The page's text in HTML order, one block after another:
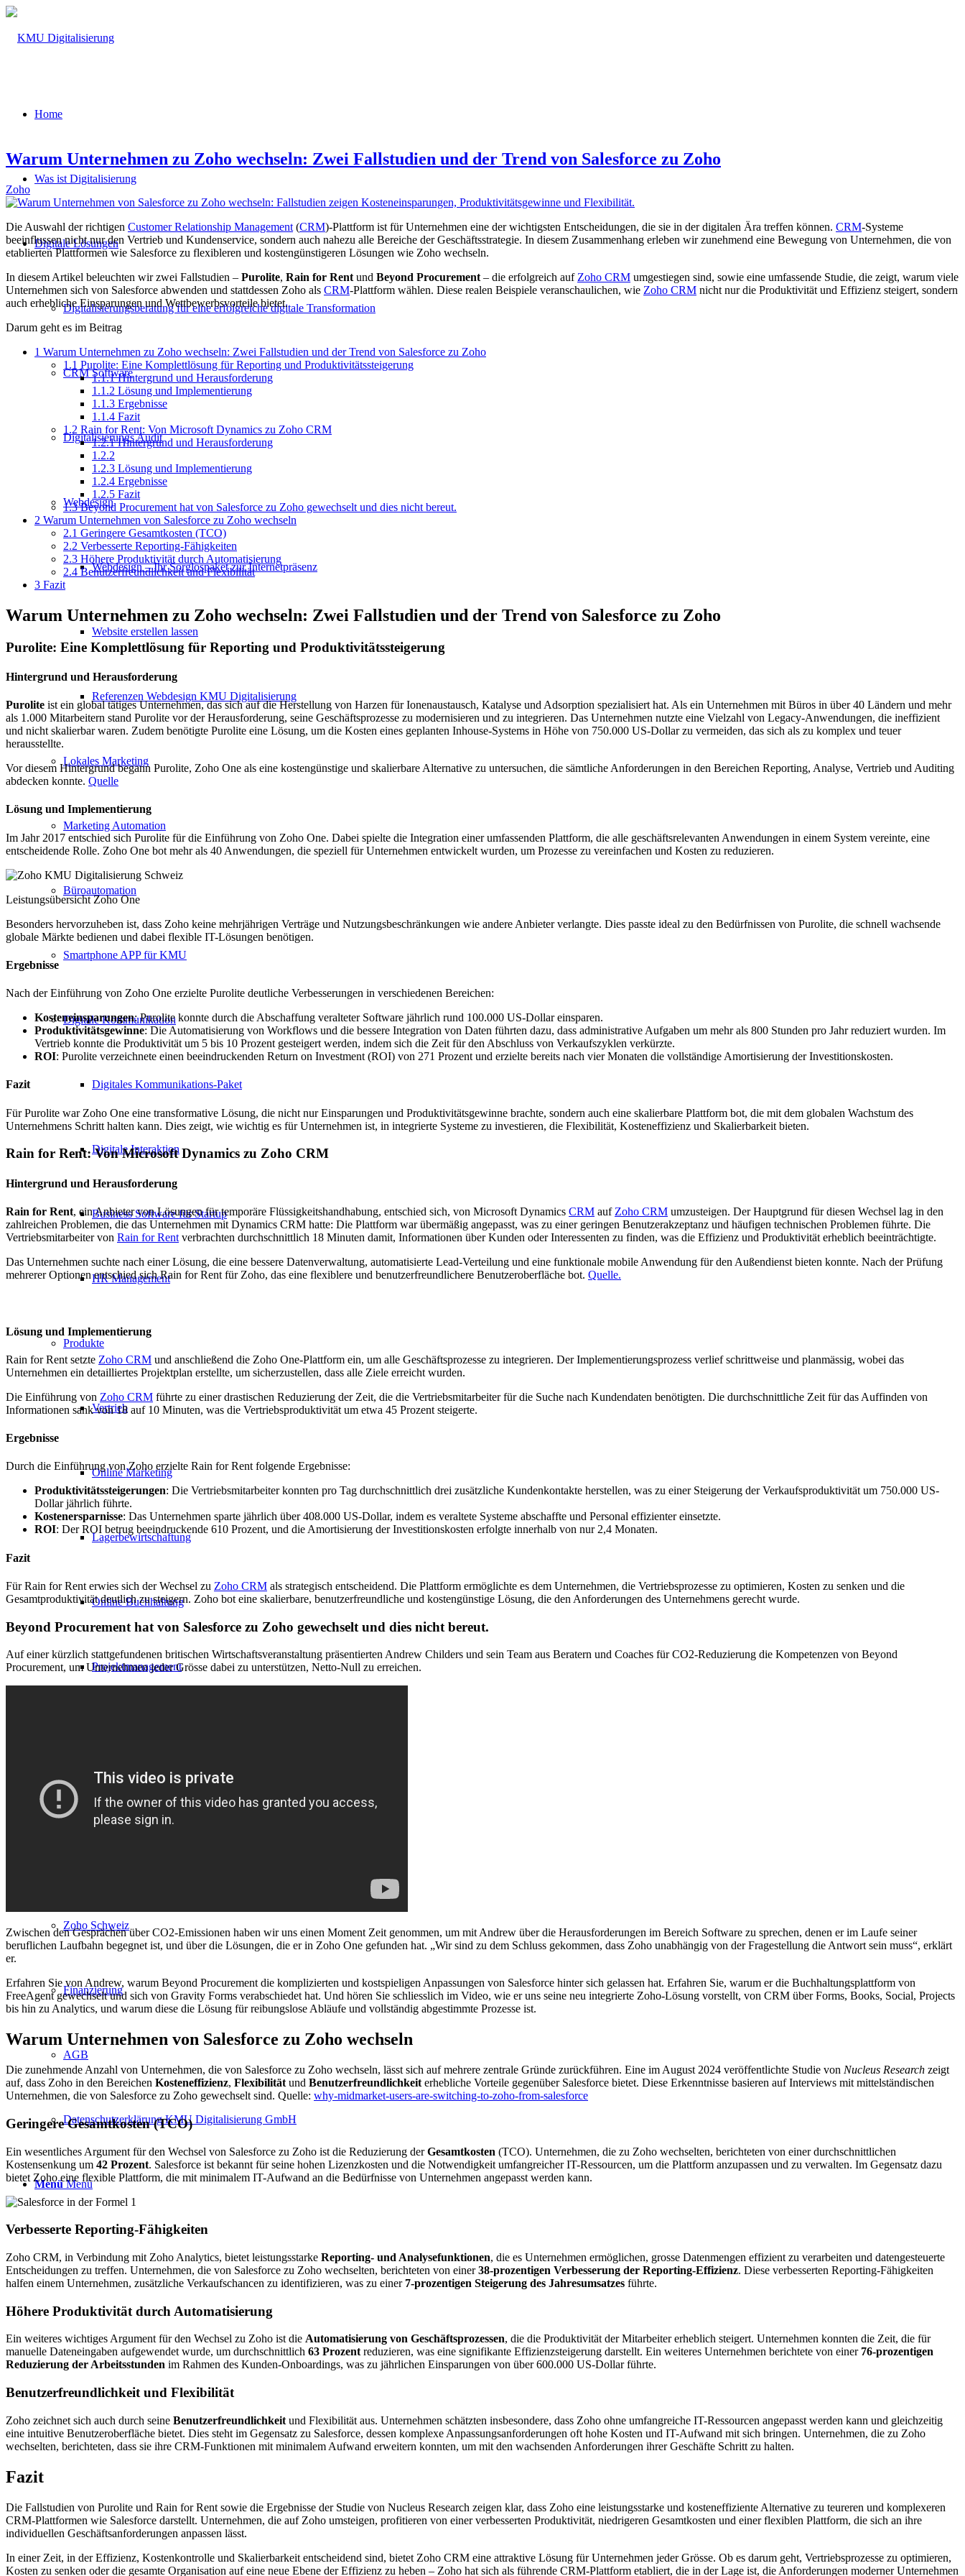
Home
Was ist Digitalisierung
Digitale Lösungen
Digitalisierungsberatung für eine erfolgreiche digitale Transformation
CRM Software
Digitalisierungs Audit
Webdesign
Webdesign – Ihr Sorglospaket zur Internetpräsenz
Website erstellen lassen
Referenzen Webdesign KMU Digitalisierung
Lokales Marketing
Marketing Automation
Büroautomation
Smartphone APP für KMU
Digitale Kommunikation
Digitales Kommunikations-Paket
Digitale Interaktion
Business Software für Startup
HR Management
Produkte
Vertrieb
Online Marketing
Lagerbewirtschaftung
Online Buchhaltung
Projektmanagement
Blog
Zoho Schweiz
Finanzierung
AGB
Datenschutzerklärung KMU Digitalisierung GmbH
Menü Menü
Warum Unternehmen zu Zoho wechseln: Zwei Fallstudien und der Trend von Salesforce zu Zoho
Zoho
Die Auswahl der richtigen Customer Relationship Management (CRM)-Plattform ist für Unternehmen eine der wichtigsten Entscheidungen, die sie in der digitalen Ära treffen können. CRM-Systeme
beeinflussen nicht nur den Vertrieb und Kundenservice, sondern auch nahezu alle Bereiche der Geschäftsstrategie. In diesem Zusammenhang erleben wir zunehmend eine Bewegung von Unternehmen, die von
etablierten Plattformen wie Salesforce zu flexibleren und kostengünstigeren Lösungen wie Zoho wechseln.
In diesem Artikel beleuchten wir zwei Fallstudien – Purolite, Rain for Rent und Beyond Procurement – die erfolgreich auf Zoho CRM umgestiegen sind, sowie eine umfassende Studie, die zeigt, warum viele
Unternehmen sich von Salesforce abwenden und stattdessen Zoho als CRM-Plattform wählen. Diese realen Beispiele veranschaulichen, wie Zoho CRM nicht nur die Produktivität und Effizienz steigert, sondern
auch erhebliche Einsparungen und Wettbewerbsvorteile bietet.
Darum geht es im Beitrag
1 Warum Unternehmen zu Zoho wechseln: Zwei Fallstudien und der Trend von Salesforce zu Zoho
1.1 Purolite: Eine Komplettlösung für Reporting und Produktivitätssteigerung
1.1.1Hintergrund und Herausforderung
1.1.2 Lösung und Implementierung
1.1.3 Ergebnisse
1.1.4 Fazit
1.2 Rain for Rent: Von Microsoft Dynamics zu Zoho CRM
1.2.1Hintergrund und Herausforderung
1.2.2
1.2.3 Lösung und Implementierung
1.2.4 Ergebnisse
1.2.5 Fazit
1.3Beyond Procurement hat von Salesforce zu Zoho gewechselt und dies nicht bereut.
2 Warum Unternehmen von Salesforce zu Zoho wechseln
2.1 Geringere Gesamtkosten (TCO)
2.2 Verbesserte Reporting-Fähigkeiten
2.3 Höhere Produktivität durch Automatisierung
2.4 Benutzerfreundlichkeit und Flexibilität
3 Fazit
Warum Unternehmen zu Zoho wechseln: Zwei Fallstudien und der Trend von Salesforce zu Zoho
Purolite: Eine Komplettlösung für Reporting und Produktivitätssteigerung
Hintergrund und Herausforderung
Purolite ist ein global tätiges Unternehmen, das sich auf die Herstellung von Harzen für Ionenaustausch, Katalyse und Adsorption spezialisiert hat. Als ein Unternehmen mit Büros in über 40 Ländern und mehr
als 1.000 Mitarbeitern stand Purolite vor der Herausforderung, seine Geschäftsprozesse zu modernisieren und zu integrieren. Das Unternehmen nutzte eine Vielzahl von Legacy-Anwendungen, die ineffizient
und nicht skalierbar waren. Zudem benötigte Purolite eine Lösung, um die Kosten eines geplanten Inhouse-Systems in Höhe von 750.000 US-Dollar zu vermeiden, das sich als zu komplex und teuer
herausstellte.
Vor diesem Hintergrund begann Purolite, Zoho One als eine kostengünstige und skalierbare Alternative zu untersuchen, die sämtliche Anforderungen in den Bereichen Reporting, Analyse, Vertrieb und Auditing
abdecken konnte. Quelle
Lösung und Implementierung
Im Jahr 2017 entschied sich Purolite für die Einführung von Zoho One. Dabei spielte die Integration einer umfassenden Plattform, die alle geschäftsrelevanten Anwendungen in einem System vereinte, eine
entscheidende Rolle. Zoho One bot mehr als 40 Anwendungen, die speziell für Unternehmen entwickelt wurden, um Prozesse zu vereinfachen und Kosten zu reduzieren.
Leistungsübersicht Zoho One
Besonders hervorzuheben ist, dass Zoho keine mehrjährigen Verträge und Nutzungsbeschränkungen wie andere Anbieter verlangte. Dies passte ideal zu den Bedürfnissen von Purolite, die schnell wachsende
globale Märkte bedienen und dabei flexible IT-Lösungen benötigen.
Ergebnisse
Nach der Einführung von Zoho One erzielte Purolite deutliche Verbesserungen in verschiedenen Bereichen:
Kosteneinsparungen: Purolite konnte durch die Abschaffung veralteter Software jährlich rund 100.000 US-Dollar einsparen.
Produktivitätsgewinne: Die Automatisierung von Workflows und die bessere Integration von Daten führten dazu, dass administrative Aufgaben um mehr als 800 Stunden pro Jahr reduziert wurden. Im
Vertrieb konnte die Produktivität um 5 bis 10 Prozent gesteigert werden, indem sich die Zeit für den Abschluss von Verkaufszyklen verkürzte.
ROI: Purolite verzeichnete einen beeindruckenden Return on Investment (ROI) von 271 Prozent und erzielte bereits nach vier Monaten die vollständige Amortisierung der Investitionskosten.
Fazit
Für Purolite war Zoho One eine transformative Lösung, die nicht nur Einsparungen und Produktivitätsgewinne brachte, sondern auch eine skalierbare Plattform bot, die mit dem globalen Wachstum des
Unternehmens Schritt halten kann. Dies zeigt, wie wichtig es für Unternehmen ist, in integrierte Systeme zu investieren, die Flexibilität, Kosteneffizienz und Skalierbarkeit bieten.
Rain for Rent: Von Microsoft Dynamics zu Zoho CRM
Hintergrund und Herausforderung
Rain for Rent, ein Anbieter von Lösungen für temporäre Flüssigkeitshandhabung, entschied sich, von Microsoft Dynamics CRM auf Zoho CRM umzusteigen. Der Hauptgrund für diesen Wechsel lag in den
zahlreichen Problemen, die das Unternehmen mit Dynamics CRM hatte: Die Plattform war übermäßig angepasst, was zu einer geringen Benutzerakzeptanz und häufigen technischen Problemen führte. Die
Vertriebsmitarbeiter von Rain for Rent verbrachten durchschnittlich 18 Minuten damit, Informationen über Kunden oder Interessenten zu finden, was die Effizienz und Produktivität erheblich beeinträchtigte.
Das Unternehmen suchte nach einer Lösung, die eine bessere Datenverwaltung, automatisierte Lead-Verteilung und eine funktionale mobile Anwendung für den Außendienst bieten konnte. Nach der Prüfung
mehrerer Optionen entschied sich Rain for Rent für Zoho, das eine flexiblere und benutzerfreundlichere Benutzeroberfläche bot. Quelle.
Lösung und Implementierung
Rain for Rent setzte Zoho CRM und anschließend die Zoho One-Plattform ein, um alle Geschäftsprozesse zu integrieren. Der Implementierungsprozess verlief schrittweise und planmässig, wobei das
Unternehmen ein detailliertes Projektplan erstellte, um sicherzustellen, dass alle Ziele erreicht wurden.
Die Einführung von Zoho CRM führte zu einer drastischen Reduzierung der Zeit, die die Vertriebsmitarbeiter für die Suche nach Kundendaten benötigten. Die durchschnittliche Zeit für das Auffinden von
Informationen sank von 18 auf 10 Minuten, was die Vertriebsproduktivität um etwa 45 Prozent steigerte.
Ergebnisse
Durch die Einführung von Zoho erzielte Rain for Rent folgende Ergebnisse:
Produktivitätssteigerungen: Die Vertriebsmitarbeiter konnten pro Tag durchschnittlich drei zusätzliche Kundenkontakte herstellen, was zu einer Steigerung der Verkaufsproduktivität um 750.000 US-
Dollar jährlich führte.
Kostenersparnisse: Das Unternehmen sparte jährlich über 408.000 US-Dollar, indem es veraltete Systeme abschaffte und Personal effizienter einsetzte.
ROI: Der ROI betrug beeindruckende 610 Prozent, und die Amortisierung der Investitionskosten erfolgte innerhalb von nur 2,4 Monaten.
Fazit
Für Rain for Rent erwies sich der Wechsel zu Zoho CRM als strategisch entscheidend. Die Plattform ermöglichte es dem Unternehmen, die Vertriebsprozesse zu optimieren, Kosten zu senken und die
Gesamtproduktivität deutlich zu steigern. Zoho bot eine skalierbare, benutzerfreundliche und kostengünstige Lösung, die den Anforderungen des Unternehmens gerecht wurde.
Beyond Procurement hat von Salesforce zu Zoho gewechselt und dies nicht bereut.
Auf einer kürzlich stattgefundenen britischen Wirtschaftsveranstaltung präsentierten Andrew Childers und sein Team aus Beratern und Coaches für CO2-Reduzierung die Kompetenzen von Beyond
Procurement, um Unternehmen jeder Grösse dabei zu unterstützen, Netto-Null zu erreichen.
Zwischen den Gesprächen über CO2-Emissionen haben wir uns einen Moment Zeit genommen, um mit Andrew über die Herausforderungen im Bereich Software zu sprechen, denen er im Laufe seiner
beruflichen Laufbahn begegnet ist, und über die Lösungen, die er in Zoho One gefunden hat. „Wir sind zu dem Schluss gekommen, dass Zoho unabhängig von der Fragestellung die Antwort sein muss“, erklärt
er.
Erfahren Sie von Andrew, warum Beyond Procurement die komplizierten und kostspieligen Anpassungen von Salesforce hinter sich gelassen hat. Erfahren Sie, warum er die Buchhaltungsplattform von
FreeAgent gewechselt und sich von Gravity Forms verabschiedet hat. Und hören Sie schliesslich im Video, wie er uns seine neu integrierte Zoho-Lösung vorstellt, von CRM über Forms, Books, Social, Projects
bis hin zu Analytics, und warum diese die Lösung für reibungslose Abläufe und vollständig abgestimmte Prozesse ist.
Warum Unternehmen von Salesforce zu Zoho wechseln
Die zunehmende Anzahl von Unternehmen, die von Salesforce zu Zoho wechseln, lässt sich auf mehrere zentrale Gründe zurückführen. Eine im August 2024 veröffentlichte Studie von Nucleus Research zeigt
auf, dass Zoho in den Bereichen Kosteneffizienz, Flexibilität und Benutzerfreundlichkeit erhebliche Vorteile gegenüber Salesforce bietet. Diese Erkenntnisse basieren auf Interviews mit mittelständischen
Unternehmen, die von Salesforce zu Zoho gewechselt sind. Quelle: why-midmarket-users-are-switching-to-zoho-from-salesforce
Geringere Gesamtkosten (TCO)
Ein wesentliches Argument für den Wechsel von Salesforce zu Zoho ist die Reduzierung derGesamtkosten (TCO). Unternehmen, die zu Zoho wechselten, berichteten von einer durchschnittlichen
Kostensenkung um 42 Prozent. Salesforce ist bekannt für seine hohen Lizenzkosten und die Notwendigkeit umfangreicher IT-Ressourcen, um die Plattform anzupassen und zu verwalten. Im Gegensatz dazu
bietet Zoho eine flexible Plattform, die mit minimalem IT-Aufwand an die Bedürfnisse von Unternehmen angepasst werden kann.
Verbesserte Reporting-Fähigkeiten
Zoho CRM, in Verbindung mit Zoho Analytics, bietet leistungsstarke Reporting- und Analysefunktionen, die es Unternehmen ermöglichen, grosse Datenmengen effizient zu verarbeiten und datengesteuerte
Entscheidungen zu treffen. Unternehmen, die von Salesforce zu Zoho wechselten, berichteten von einer38-prozentigen Verbesserung der Reporting-Effizienz. Diese verbesserten Reporting-Fähigkeiten
halfen einem Unternehmen, zusätzliche Verkaufschancen zu identifizieren, was zu einer 7-prozentigen Steigerung des Jahresumsatzes führte.
Höhere Produktivität durch Automatisierung
Ein weiteres wichtiges Argument für den Wechsel zu Zoho ist die Automatisierung von Geschäftsprozessen, die die Produktivität der Mitarbeiter erheblich steigert. Unternehmen konnten die Zeit, die für
manuelle Dateneingaben aufgewendet wurde, um durchschnittlich 63 Prozentreduzieren, was eine signifikante Effizienzsteigerung darstellt. Ein weiteres Unternehmen berichtete von einer 76-prozentigen
Reduzierung der Arbeitsstunden im Rahmen des Kunden-Onboardings, was zu jährlichen Einsparungen von über 600.000 US-Dollar führte.
Benutzerfreundlichkeit und Flexibilität
Zoho zeichnet sich auch durch seine Benutzerfreundlichkeit und Flexibilität aus. Unternehmen schätzten insbesondere, dass Zoho ohne umfangreiche IT-Ressourcen angepasst werden kann und gleichzeitig
eine intuitive Benutzeroberfläche bietet. Dies steht im Gegensatz zu Salesforce, dessen komplexe Anpassungsanforderungen oft hohe Kosten und IT-Aufwand mit sich bringen. Unternehmen, die zu Zoho
wechselten, berichteten, dass sie ihre CRM-Funktionen mit minimalem Aufwand erweitern konnten, um mit den wachsenden Anforderungen ihrer Geschäfte Schritt zu halten.
Fazit
Die Fallstudien von Purolite und Rain for Rent sowie die Ergebnisse der Studie von Nucleus Research zeigen klar, dass Zoho eine leistungsstarke und kosteneffiziente Alternative zu teureren und komplexeren
CRM-Plattformen wie Salesforce darstellt. Unternehmen, die auf Zoho umsteigen, profitieren von einer verbesserten Produktivität, niedrigeren Gesamtkosten und einer flexiblen Plattform, die sich an ihre
individuellen Geschäftsanforderungen anpassen lässt.
In einer Zeit, in der Effizienz, Kostenkontrolle und Skalierbarkeit entscheidend sind, bietet Zoho CRM eine attraktive Lösung für Unternehmen jeder Grösse. Ob es darum geht, Vertriebsprozesse zu optimieren,
Kosten zu senken oder die gesamte Organisation auf eine neue Ebene der Effizienz zu heben – Zoho hat sich als führende CRM-Plattform etabliert, die in der Lage ist, die Anforderungen moderner Unternehmen